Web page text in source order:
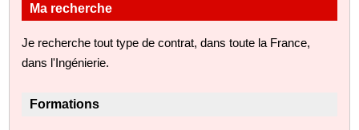
Ma recherche
Je recherche tout type de contrat, dans toute la France,
dans l'Ingénierie.
Formations